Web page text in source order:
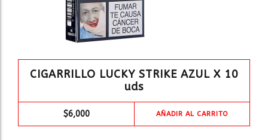
CIGARRILLO LUCKY STRIKE AZUL X 10
uds
$6,000 AÑADIR AL CARRITO